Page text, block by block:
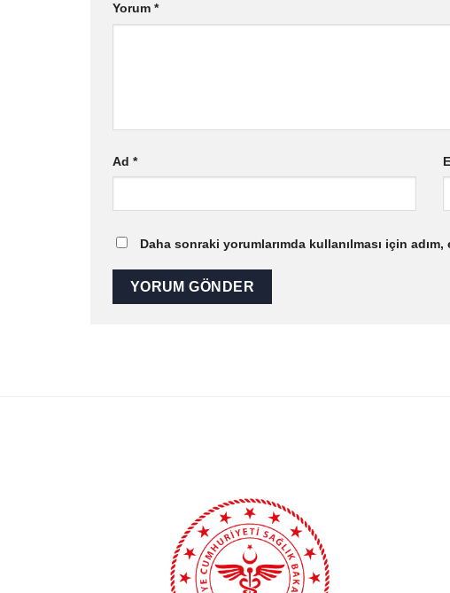
Yorum *
Ad *
Daha sonraki yorumlarımda kullanılması için